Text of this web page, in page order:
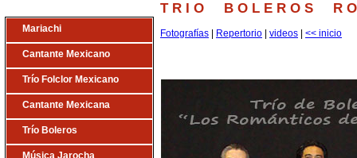
T R I O B O L E R O S R O
Fotografías Repertorio videos << inicio
Mariachi
Cantante Mexicano
Trío Folclor Mexicano
Cantante Mexicana
Trío Boleros
Música Jarocha